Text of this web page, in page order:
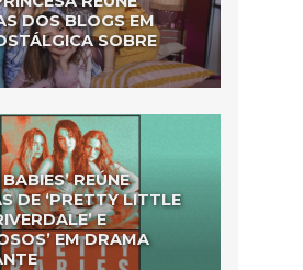
DOS BLOGS EM
SOBRE
REÚNE
DE ‘PRETTY LITTLE
E
EM DRAMA